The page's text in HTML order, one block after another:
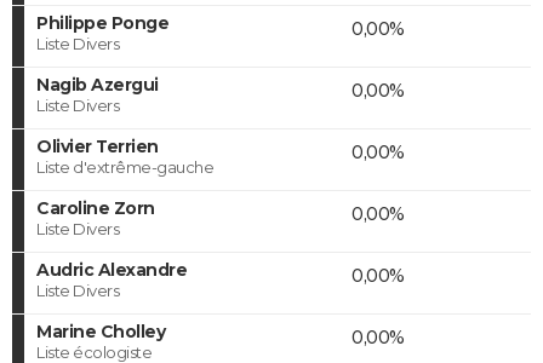
Philippe Ponge
Liste Divers
0,00%
Nagib Azergui
Liste Divers
0,00%
Olivier Terrien
Liste d'extrême-gauche
0,00%
Caroline Zorn
Liste Divers
0,00%
Audric Alexandre
Liste Divers
0,00%
Marine Cholley
Liste écologiste
0,00%